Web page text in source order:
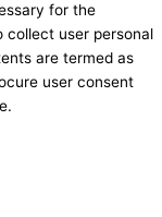
for the
collect user personal
are termed as
user consent